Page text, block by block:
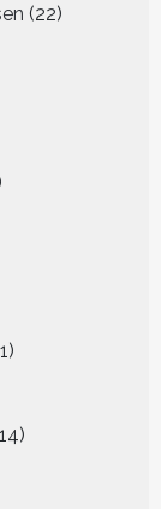
22
producten
producten
14
producten